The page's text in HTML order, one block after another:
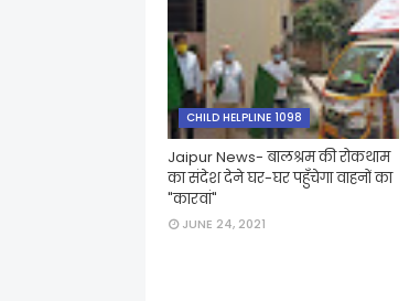
CHILD HELPLINE 1098
Jaipur News- बालश्रम की रोकथाम
का संदेश देने घर-घर पहुँचेगा वाहनों का
"कारवां"
JUNE 24, 2021